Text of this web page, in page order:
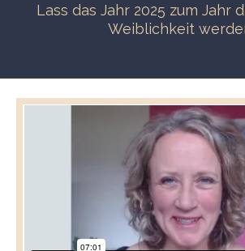
Lass das Jahr 2025 zum Jahr
Weiblichkeit